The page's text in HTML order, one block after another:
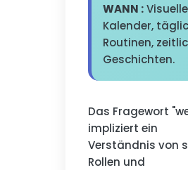
WANN :Visuelle
Kalender,
Routinen,
Geschichten.
Das Fragewort
impliziert ein
Verständnis von
Rollen und